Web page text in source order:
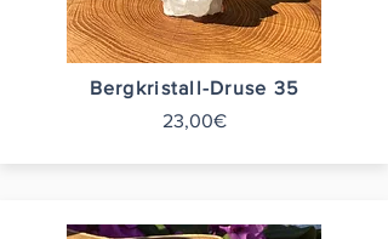
Bergkristall-Druse 35
23,00€